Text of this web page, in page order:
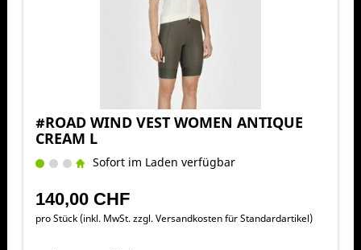
#ROAD WIND VEST WOMEN ANTIQUE
CREAM L
Sofort im Laden verfügbar
140,00 CHF
pro Stück (inkl. MwSt. zzgl.Versandkosten für Standardartikel)